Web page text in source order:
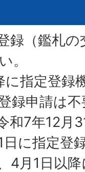
録（鑑札
。
に指定登録
録申請は
和7年12
に指定登
4月1日以